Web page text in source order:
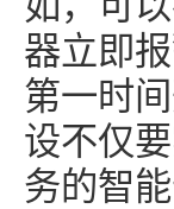
器立即
第一时
设不仅
务的智